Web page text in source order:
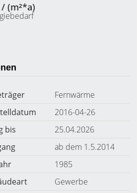
(m²*a)
Fernwärme
2016-04-26
bis
25.04.2026
ab dem 1.5.2014
1985
Gewerbe